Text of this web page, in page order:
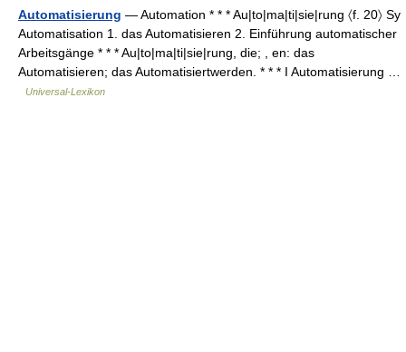
Automatisierung — Automation * * * Au|to|ma|ti|sie|rung 〈f. 20〉 Sy
Automatisation 1. das Automatisieren 2. Einführung automatischer
Arbeitsgänge * * * Au|to|ma|ti|sie|rung, die; , en: das
Automatisieren; das Automatisiertwerden. * * * I Automatisierung …
Universal-Lexikon